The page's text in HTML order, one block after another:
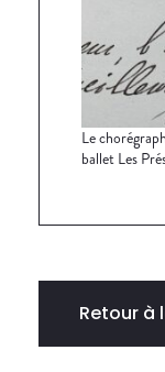
Le
ballet Les
Retour à